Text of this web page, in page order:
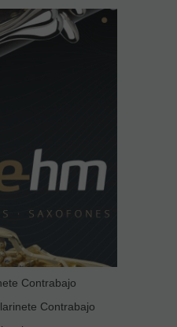
Contrabajo
Contrabajo